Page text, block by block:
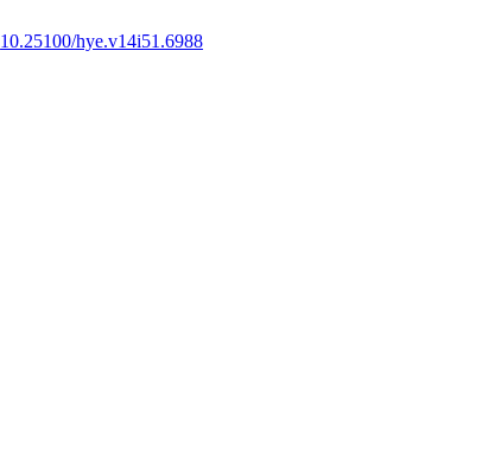
10.25100/hye.v14i51.6988